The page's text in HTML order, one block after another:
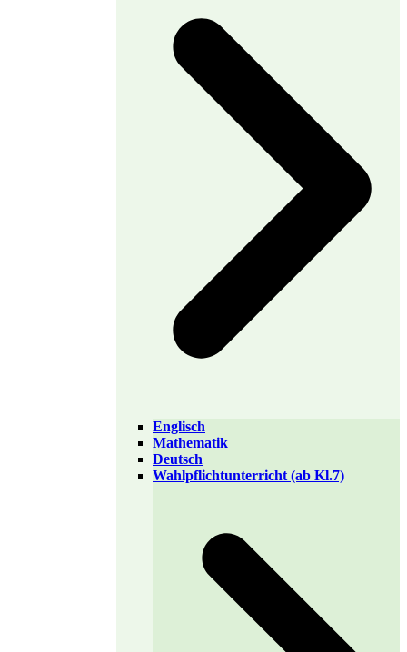
Englisch
Mathematik
Deutsch
Wahlpflichtunterricht (ab Kl.7)